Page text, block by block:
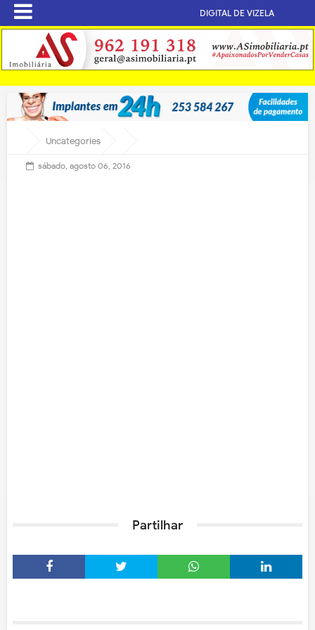
DIGITAL DE VIZELA
Uncategories
sábado, agosto 06, 2016
Partilhar